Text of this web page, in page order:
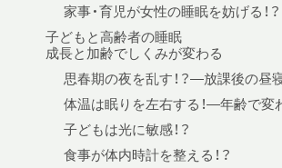
家事・育児が女性の睡眠を妨げる！？
子どもと高齢者の睡眠
成長と加齢でしくみが変わる
思春期の夜を乱す！？—放課後の昼
体温は眠りを左右する！—年齢で
子どもは光に敏感！？
食事が体内時計を整える！？